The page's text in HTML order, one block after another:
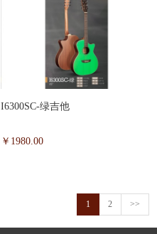
I6300SC-绿吉他
￥1980.00
1 2 >>